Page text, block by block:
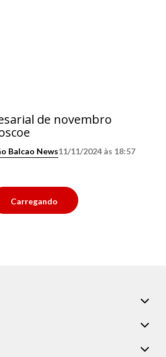
de novembro
Balcao News11/11/2024 às 18:57
Carregando